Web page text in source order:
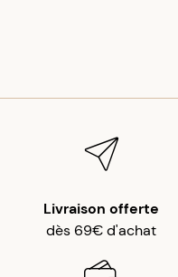
Livraison offerte
dès 69€ d'achat